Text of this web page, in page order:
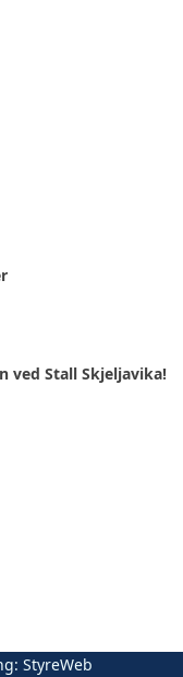
ved Stall Skjeljavika!
StyreWeb